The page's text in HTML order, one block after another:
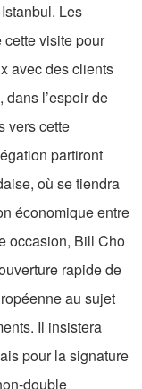
Les
visite pour
avec des clients
l’espoir de
vers cette
partiront
où se tiendra
économique entre
occasion, Bill Cho
rapide de
au sujet
Il insistera
pour la signature
double